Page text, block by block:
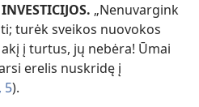
„Nenuvargink
turėk sveikos nuovokos
į turtus, jų nebėra! Ūmai
erelis nuskridę į
5).